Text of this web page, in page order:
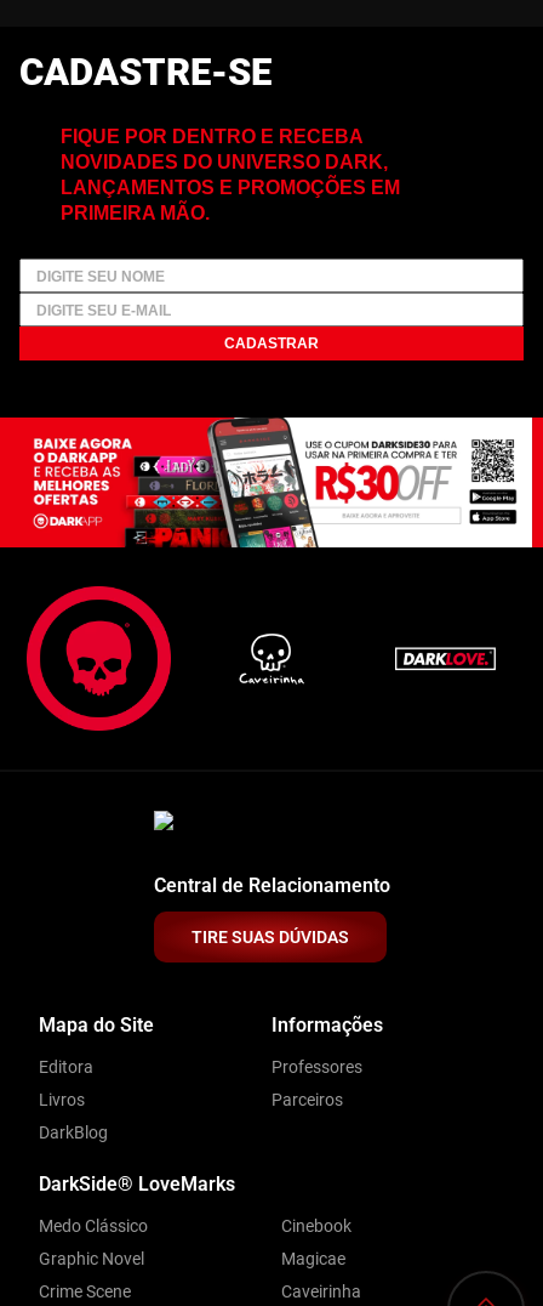
CADASTRE-SE
FIQUE POR DENTRO E RECEBA
NOVIDADES DO UNIVERSO DARK,
LANÇAMENTOS E PROMOÇÕES EM
PRIMEIRA MÃO.
CADASTRAR
Central de Relacionamento
TIRE SUAS DÚVIDAS
Mapa do Site
Editora
Livros
DarkBlog
Informações
Professores
Parceiros
DarkSide® LoveMarks
Medo Clássico
Graphic Novel
Crime Scene
Cinebook
Magicae
Caveirinha